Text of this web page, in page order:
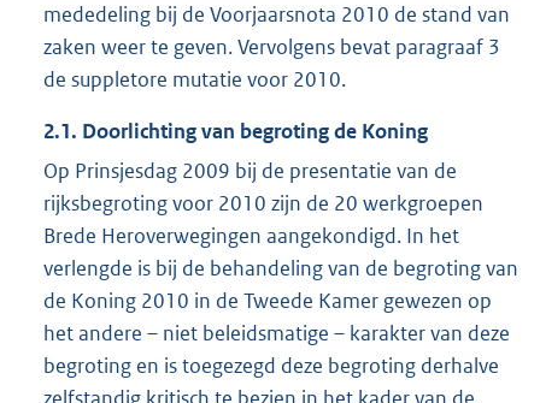
mededeling bij de Voorjaarsnota 2010 de stand van
zaken weer te geven. Vervolgens bevat paragraaf 3
de suppletore mutatie voor 2010.
2.1. Doorlichting van begroting de Koning
Op Prinsjesdag 2009 bij de presentatie van de
rijksbegroting voor 2010 zijn de 20 werkgroepen
Brede Heroverwegingen aangekondigd. In het
verlengde is bij de behandeling van de begroting van
de Koning 2010 in de Tweede Kamer gewezen op
het andere – niet beleidsmatige – karakter van deze
begroting en is toegezegd deze begroting derhalve